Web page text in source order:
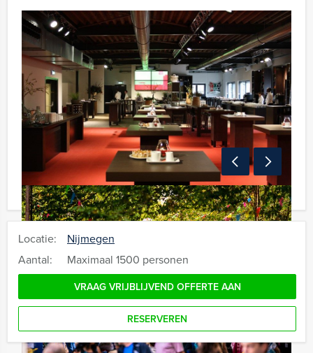
Locatie:
Nijmegen
Aantal:
Maximaal 1500 personen
VRAAG VRIJBLIJVEND OFFERTE AAN
RESERVEREN